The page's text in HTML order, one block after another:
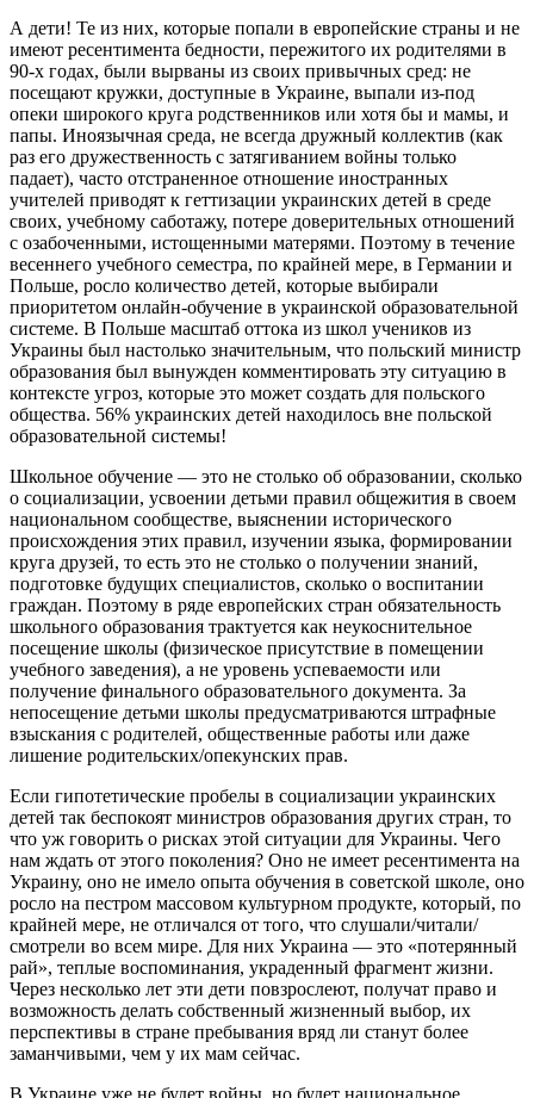
А дети! Те из них, которые попали в европейские страны и не
имеют ресентимента бедности, пережитого их родителями в
90-х годах, были вырваны из своих привычных сред: не
посещают кружки, доступные в Украине, выпали из-под
опеки широкого круга родственников или хотя бы и мамы, и
папы. Иноязычная среда, не всегда дружный коллектив (как
раз его дружественность с затягиванием войны только
падает), часто отстраненное отношение иностранных
учителей приводят к геттизации украинских детей в среде
своих, учебному саботажу, потере доверительных отношений
с озабоченными, истощенными матерями. Поэтому в течение
весеннего учебного семестра, по крайней мере, в Германии и
Польше, росло количество детей, которые выбирали
приоритетом онлайн-обучение в украинской образовательной
системе. В Польше масштаб оттока из школ учеников из
Украины был настолько значительным, что польский министр
образования был вынужден комментировать эту ситуацию в
контексте угроз, которые это может создать для польского
общества. 56% украинских детей находилось вне польской
образовательной системы!
Школьное обучение — это не столько об образовании, сколько
о социализации, усвоении детьми правил общежития в своем
национальном сообществе, выяснении исторического
происхождения этих правил, изучении языка, формировании
круга друзей, то есть это не столько о получении знаний,
подготовке будущих специалистов, сколько о воспитании
граждан. Поэтому в ряде европейских стран обязательность
школьного образования трактуется как неукоснительное
посещение школы (физическое присутствие в помещении
учебного заведения), а не уровень успеваемости или
получение финального образовательного документа. За
непосещение детьми школы предусматриваются штрафные
взыскания с родителей, общественные работы или даже
лишение родительских/опекунских прав.
Если гипотетические пробелы в социализации украинских
детей так беспокоят министров образования других стран, то
что уж говорить о рисках этой ситуации для Украины. Чего
нам ждать от этого поколения? Оно не имеет ресентимента на
Украину, оно не имело опыта обучения в советской школе, оно
росло на пестром массовом культурном продукте, который, по
крайней мере, не отличался от того, что слушали/читали/
смотрели во всем мире. Для них Украина — это «потерянный
рай», теплые воспоминания, украденный фрагмент жизни.
Через несколько лет эти дети повзрослеют, получат право и
возможность делать собственный жизненный выбор, их
перспективы в стране пребывания вряд ли станут более
заманчивыми, чем у их мам сейчас.